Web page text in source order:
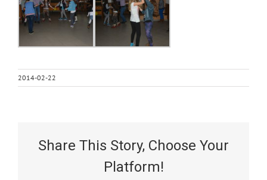
2014-02-22
Share This Story, Choose Your
Platform!